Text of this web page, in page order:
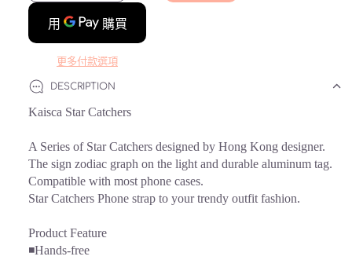
更多付款選項
DESCRIPTION
Kaisca Star Catchers
A Series of Star Catchers designed by Hong Kong designer.
The sign zodiac graph on the light and durable aluminum tag.
Compatible with most phone cases.
Star Catchers Phone strap to your trendy outfit fashion.
Product Feature
◾Hands-free